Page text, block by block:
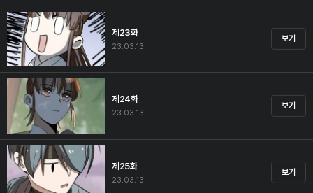
제23화
23.03.13
보기
제24화
23.03.13
보기
제25화
23.03.13
보기